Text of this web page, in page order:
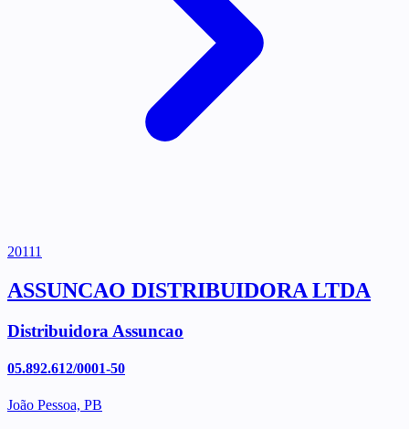
20111
ASSUNCAO DISTRIBUIDORA LTDA
Distribuidora Assuncao
05.892.612/0001-50
João Pessoa, PB